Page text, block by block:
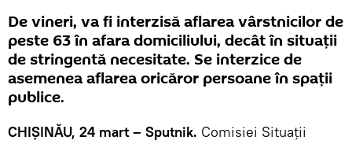
De vineri, va fi interzisă aflarea vârstnicilor de
peste 63 în afara domiciliului, decât în situații
de stringentă necesitate. Se interzice de
asemenea aflarea oricăror persoane în spații
publice.
CHIȘINĂU, 24 mart – Sputnik. Comisiei Situații